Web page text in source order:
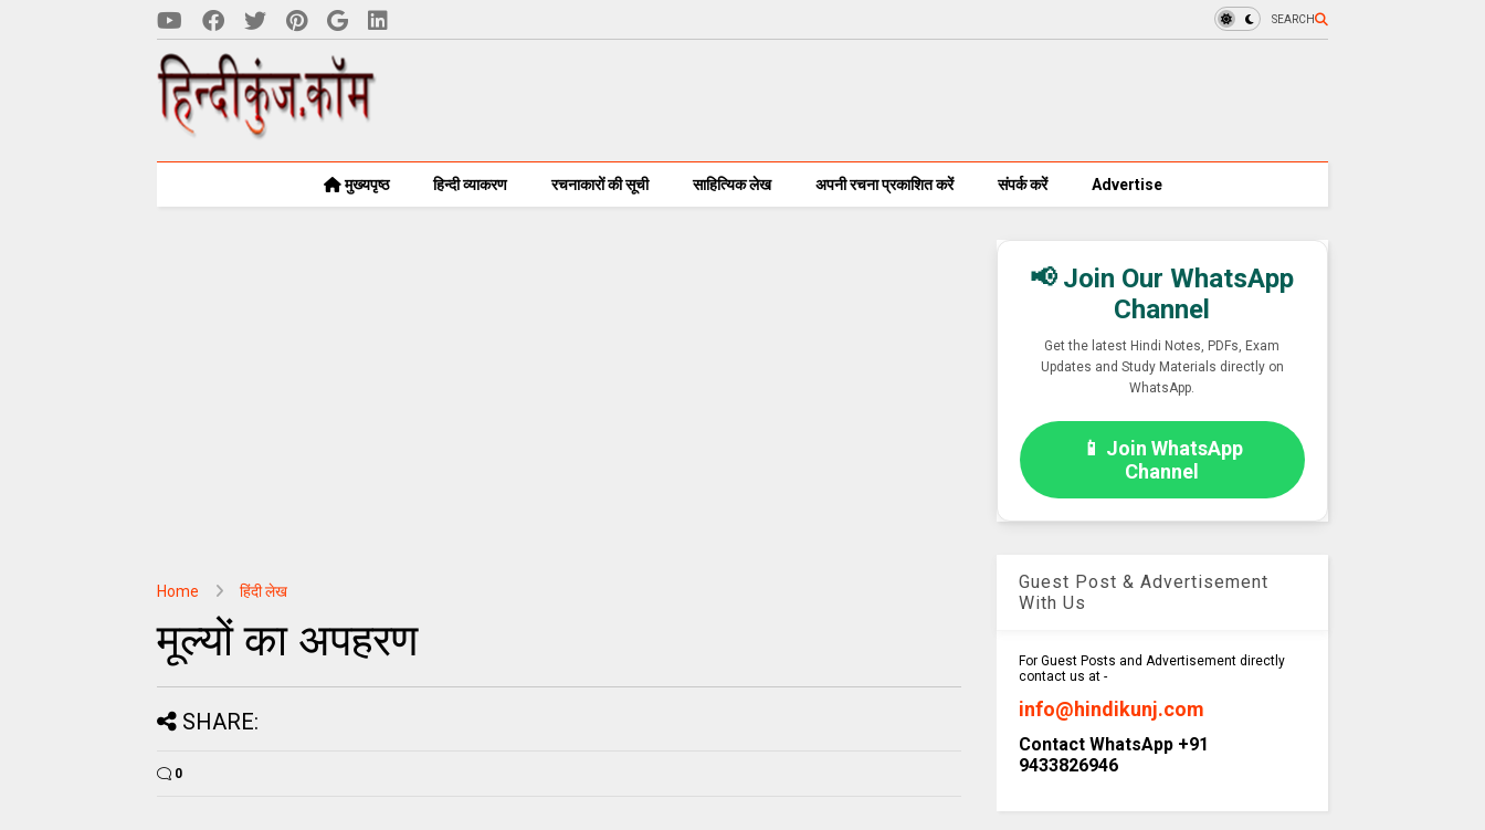
SEARCH
मुख्यपृष्ठ हिन्दी व्याकरण रचनाकारों की सूची साहित्यिक लेख अपनी रचना प्रकाशित करें संपर्क करें Advertise
Home हिंदी लेख
मूल्यों का अपहरण
SHARE:
0
📢 Join Our WhatsApp
Channel
Get the latest Hindi Notes, PDFs, Exam
Updates and Study Materials directly on
WhatsApp.
📱 Join WhatsApp
Channel
Guest Post & Advertisement
With Us
For Guest Posts and Advertisement directly
contact us at -
info@hindikunj.com
Contact WhatsApp +91
9433826946